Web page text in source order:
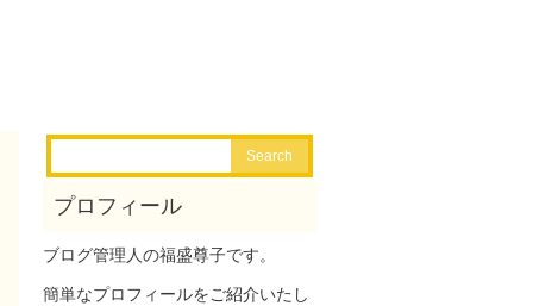
ブログ管理人の福盛尊子です。
簡単なプロフィールをご紹介いたし